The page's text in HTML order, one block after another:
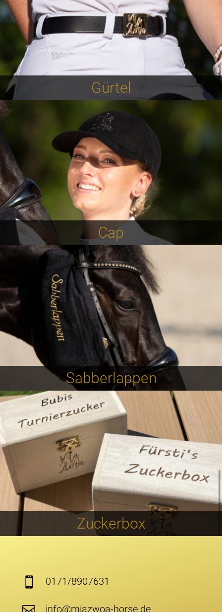
Gürtel
Cap
Sabberlappen
Zuckerbox
 0171/8907631
info@miazwoa-horse.de